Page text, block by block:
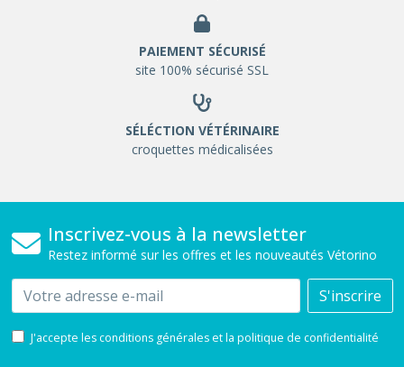
PAIEMENT SÉCURISÉ
site 100% sécurisé SSL
SÉLÉCTION VÉTÉRINAIRE
croquettes médicalisées
Inscrivez-vous à la newsletter
Restez informé sur les offres et les nouveautés Vétorino
Email S'inscrire
J'accepte les conditions générales et la politique de confidentialité